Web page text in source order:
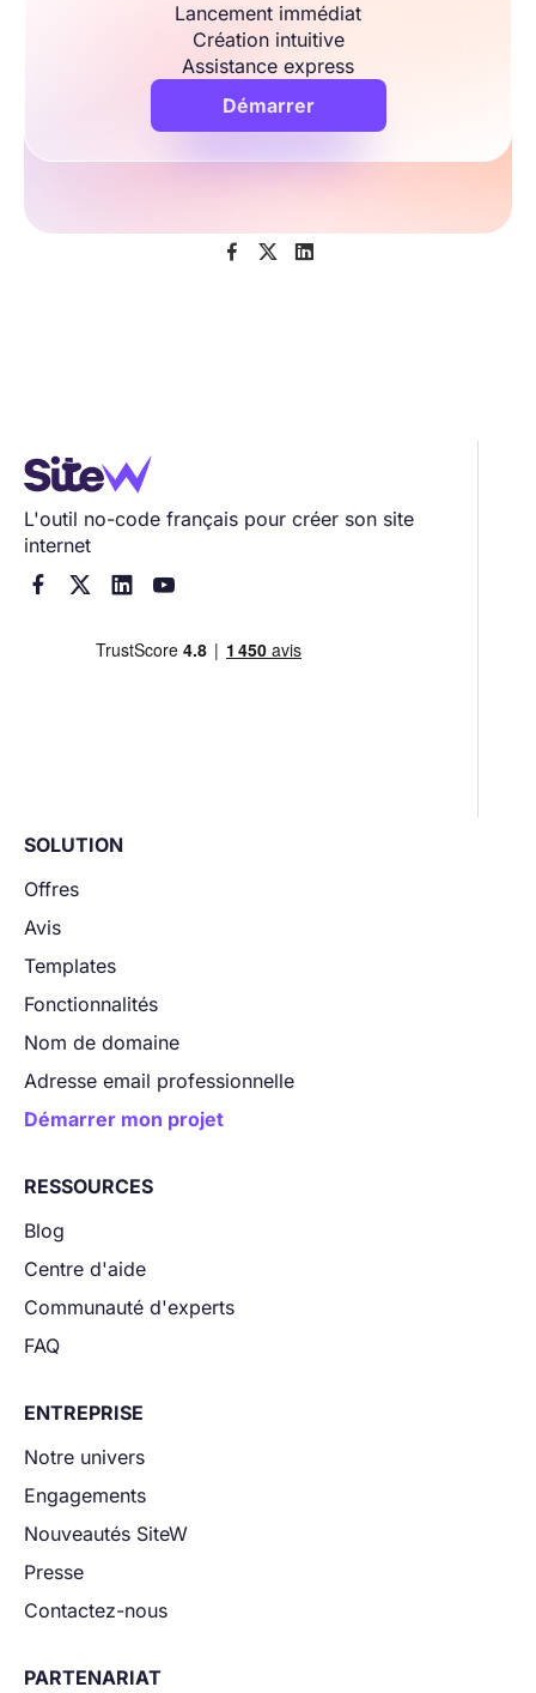
  
Lancement immédiat
Création intuitive
Assistance express
Démarrer
L'outil no-code français pour créer son site
internet
   
SOLUTION
Offres
Avis
Templates
Fonctionnalités
Nom de domaine
Adresse email professionnelle
Démarrer mon projet
RESSOURCES
Blog
Centre d'aide
Communauté d'experts
FAQ
ENTREPRISE
Notre univers
Engagements
Nouveautés SiteW
Presse
Contactez-nous
PARTENARIAT